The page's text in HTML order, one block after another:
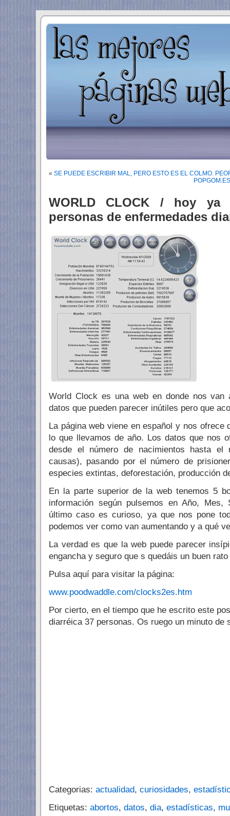
« SE PUEDE ESCRIBIR MAL, PERO ESTO ES EL COLMO.
WORLD CLOCK / hoy ya
personas de enfermedades
World Clock es una web en donde nos van
datos que pueden parecer inútiles pero que
La página web viene en español y nos ofrece
lo que llevamos de año. Los datos que nos
desde el número de nacimientos hasta
causas), pasando por el número de
especies extintas, deforestación, producción
En la parte superior de la web tenemos 5
información según pulsemos en Año,
último caso es curioso, ya que nos pone
podemos ver como van aumentando y a qué
La verdad es que la web puede parecer
engancha y seguro que s quedáis un buen
Pulsa aquí para visitar la página:
www.poodwaddle.com/clocks2es.htm
Por cierto, en el tiempo que he escrito este
diarréica 37 personas. Os ruego un minuto de
Categorias: actualidad, curiosidades,
Etiquetas: abortos, datos, dia, estadísticas,